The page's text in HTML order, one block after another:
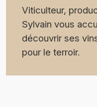
Viticulteur,
Sylvain vous
découvrir ses
pour le terroir.